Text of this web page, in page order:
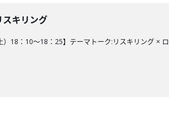
スキリング
18：10～18：25】テーマトーク:リスキリング ×